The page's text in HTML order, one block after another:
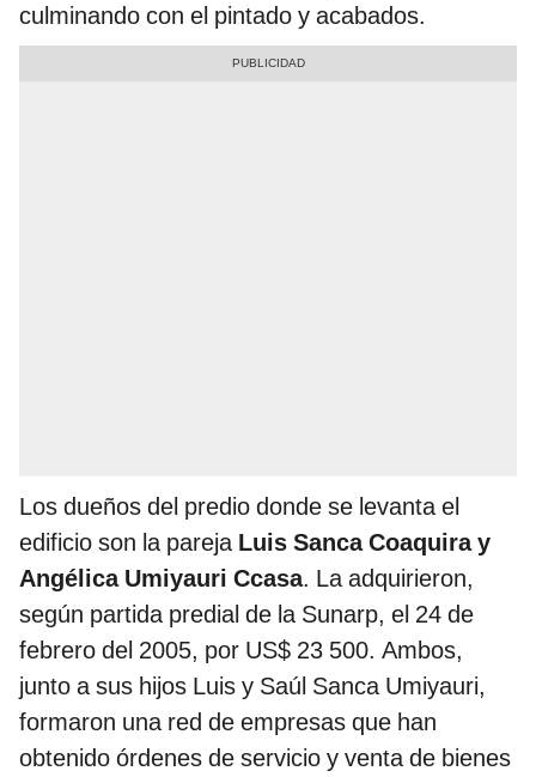
culminando con el pintado y acabados.
Los dueños del predio donde se levanta el
edificio son la parejaLuis Sanca Coaquira y
Angélica Umiyauri Ccasa. La adquirieron,
según partida predial de la Sunarp, el 24 de
febrero del 2005, por US$ 23 500. Ambos,
junto a sus hijos Luis y Saúl Sanca Umiyauri,
formaron una red de empresas que han
obtenido órdenes de servicio y venta de bienes